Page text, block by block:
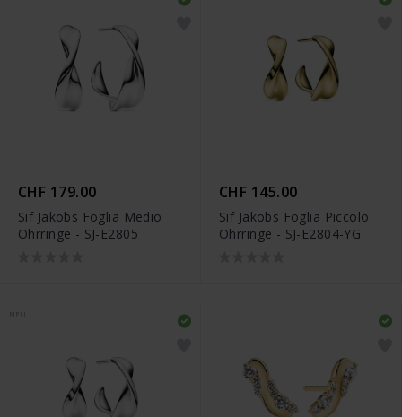
CHF 179.00
Sif Jakobs Foglia Medio
Ohrringe - SJ-E2805
CHF 145.00
Sif Jakobs Foglia Piccolo
Ohrringe - SJ-E2804-YG